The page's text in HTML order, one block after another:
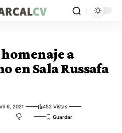
a
en Sala Russafa
6, 2021
452 Vistas